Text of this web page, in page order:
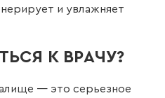
и увлажняет
К ВРАЧУ?
— это серьезное